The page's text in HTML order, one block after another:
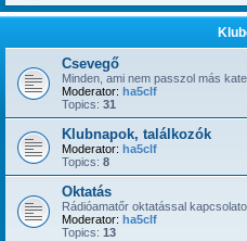
Csevegő
Minden, ami nem passzol más
Moderator: ha5clf
Topics: 31
Klubnapok, találkozók
Moderator: ha5clf
Topics: 8
Oktatás
Rádióamatőr oktatással
Moderator: ha5clf
Topics: 13